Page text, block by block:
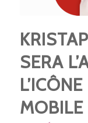
SERA